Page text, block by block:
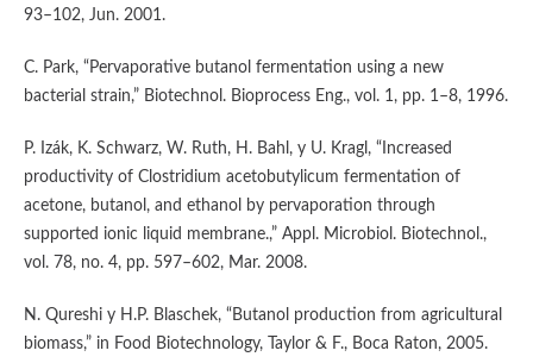
93–102, Jun. 2001.
C. Park, “Pervaporative butanol fermentation using a new
bacterial strain,” Biotechnol. Bioprocess Eng., vol. 1, pp. 1–8, 1996.
P. Izák, K. Schwarz, W. Ruth, H. Bahl, y U. Kragl, “Increased
productivity of Clostridium acetobutylicum fermentation of
acetone, butanol, and ethanol by pervaporation through
supported ionic liquid membrane.,” Appl. Microbiol. Biotechnol.,
vol. 78, no. 4, pp. 597–602, Mar. 2008.
N. Qureshi y H.P. Blaschek, “Butanol production from agricultural
biomass,” in Food Biotechnology, Taylor & F., Boca Raton, 2005.